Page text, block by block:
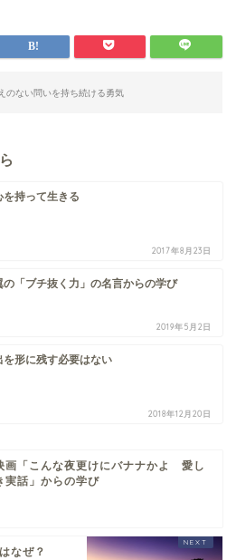
のない問いを持ち続ける勇気
を持って生きる
2017年8月23日
の「ブチ抜く力」の名言からの学び
2019年5月2日
を形に残す必要はない
2018年12月20日
画「こんな夜更けにバナナかよ 愛し
実話」からの学び
なぜ？